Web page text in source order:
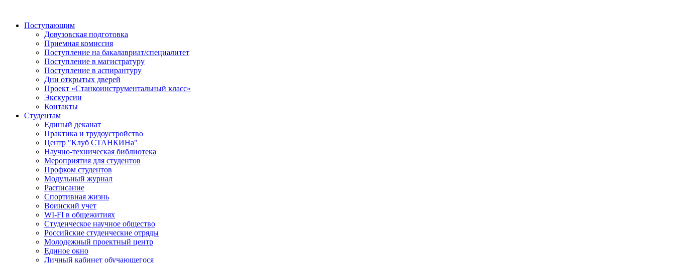
Поступающим
Довузовская подготовка
Приемная комиссия
Поступление на бакалавриат/специалитет
Поступление в магистратуру
Поступление в аспирантуру
Дни открытых дверей
Проект «Станкоинструментальный класс»
Экскурсии
Контакты
Студентам
Единый деканат
Практика и трудоустройство
Центр "Клуб СТАНКИНа"
Научно-техническая библиотека
Мероприятия для студентов
Профком студентов
Модульный журнал
Расписание
Спортивная жизнь
Воинский учет
WI-FI в общежитиях
Студенческое научное общество
Российские студенческие отряды
Молодежный проектный центр
Единое окно
Личный кабинет обучающегося